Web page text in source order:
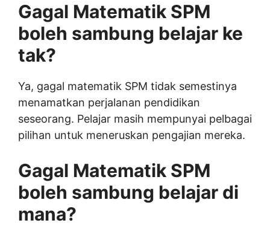
Gagal Matematik SPM
boleh sambung belajar ke
tak?
Ya, gagal matematik SPM tidak semestinya
menamatkan perjalanan pendidikan
seseorang. Pelajar masih mempunyai pelbagai
pilihan untuk meneruskan pengajian mereka.
Gagal Matematik SPM
boleh sambung belajar di
mana?